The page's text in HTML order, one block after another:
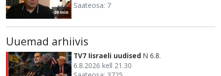
20 min
Saateosa: 7
Uuemad arhiivis
TV7 Iisraeli uudised N 6.8.
6.8.2026 kell 21.30